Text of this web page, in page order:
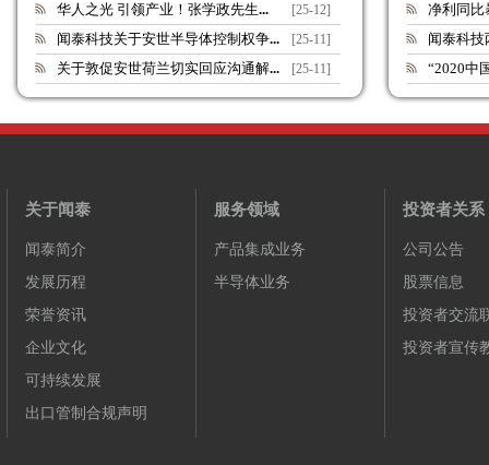
华人之光 引领产业！张学政先生... [25-12]
闻泰科技关于安世半导体控制权争... [25-11]
关于敦促安世荷兰切实回应沟通解... [25-11]
净利同比
闻泰科
“2020中
关于闻泰
闻泰简介
发展历程
荣誉资讯
企业文化
可持续发展
出口管制合规声明
服务领域
产品集成业务
半导体业务
投资者关系
公司公告
股票信息
投资者交流
投资者宣传